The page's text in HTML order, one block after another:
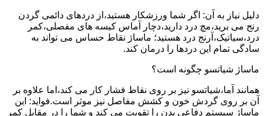
دلیل نیاز به آن: اگر شما ورزشکار هستید،از دردهای دائمی گردن
رنج می برید،مچ درد دارید،دچار آماس کیسه های مفصلی،کمر
درد،سیاتیک،آرنج درد هستید؛ ماساژ نقاط حساس می تواند به
سادگی تمام این دردها را درمان کند.
ماساژ شیاتسو چگونه است؟
همانند آما،شیاتسو نیز بر روی نقاط فشار کار می کند،اما علاوه بر
آن بر روی گردش خون و کشش مفاصل نیز موثر است.فواید: این
ماساژ سیستم دفاعی بدن را تقویت می کند و شما را در مقابل کمر